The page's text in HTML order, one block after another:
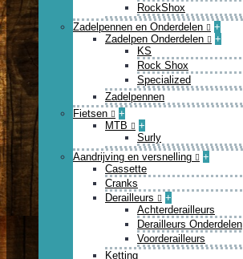
RockShox
Zadelpennen en Onderdelen
+
Zadelpen Onderdelen
+
KS
Rock Shox
Specialized
Zadelpennen
Fietsen
+
MTB
+
Surly
Aandrijving en versnelling
+
Cassette
Cranks
Derailleurs
+
Achterderailleurs
Derailleurs Onderdelen
Voorderailleurs
Ketting